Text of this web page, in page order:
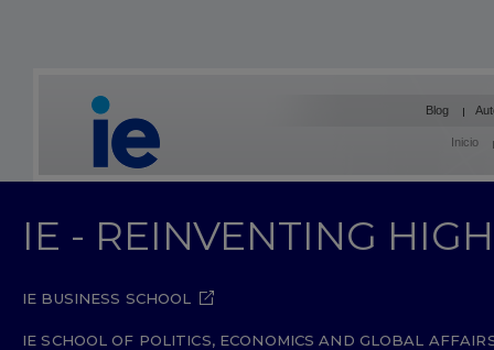
Blog
Inicio
IE - REINVENTING
IE BUSINESS SCHOOL
IE SCHOOL OF POLITICS, ECONOMICS AND GLOBAL